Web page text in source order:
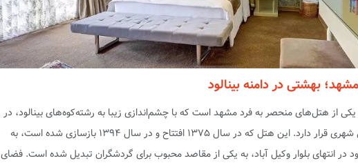
بهشتی در دامنه بینالود
یکی از هتل‌های منحصر به فرد مشهد است که با چشم‌اندازی زیبا به رشته‌کوه‌های بینالود، در
منطقه‌ای آرام و دور از شلوغی شهری قرار دارد. این هتل که در سال ۱۳۷۵ افتتاح و در سال ۱۳۹۴ بازسازی شده است، به
انتهای بلوار وکیل آباد، به یکی از مقاصد محبوب برای گردشگران تبدیل شده است. فضای